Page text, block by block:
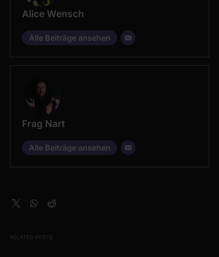
Alice Wensch
Alle Beiträge ansehen
Frag Nart
Alle Beiträge ansehen
RELATED POSTS